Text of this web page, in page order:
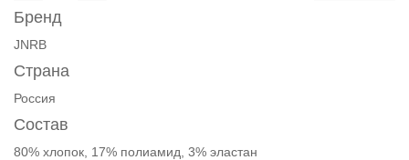
Бренд
JNRB
Страна
Россия
Состав
80% хлопок, 17% полиамид, 3% эластан